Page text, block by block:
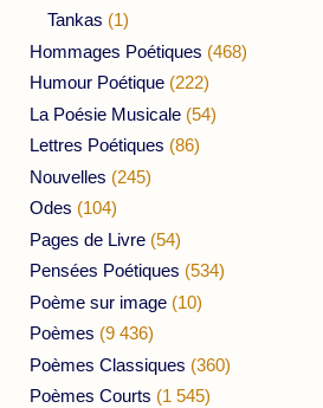
Tankas (1)
Hommages Poétiques (468)
Humour Poétique (222)
La Poésie Musicale (54)
Lettres Poétiques (86)
Nouvelles (245)
Odes (104)
Pages de Livre (54)
Pensées Poétiques (534)
Poème sur image (10)
Poèmes (9 436)
Poèmes Classiques (360)
Poèmes Courts (1 545)